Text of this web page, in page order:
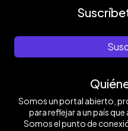
Somos un portal abierto,
para reflejar a un país que
Somos el punto de